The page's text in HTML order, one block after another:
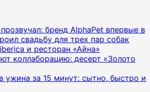
бренд AlphaPet впервые в
свадьбу для трех пар собак
и ресторан «Айна»
коллаборацию: десерт «Золото
ужина за 15 минут: сытно, быстро и